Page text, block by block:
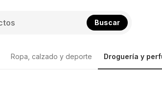
Buscar
Ropa, calzado y deporte Droguería y